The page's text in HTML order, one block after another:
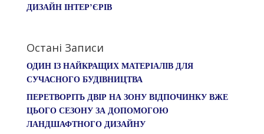
ДИЗАЙН ІНТЕР’ЄРІВ
Остані Записи
ОДИН ІЗ НАЙКРАЩИХ МАТЕРІАЛІВ ДЛЯ
СУЧАСНОГО БУДІВНИЦТВА
ПЕРЕТВОРІТЬ ДВІР НА ЗОНУ ВІДПОЧИНКУ ВЖЕ
ЦЬОГО СЕЗОНУ ЗА ДОПОМОГОЮ
ЛАНДШАФТНОГО ДИЗАЙНУ